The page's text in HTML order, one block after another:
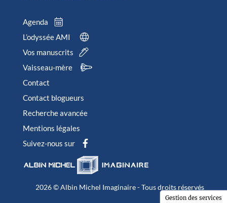
Agenda
L’odyssée AMI
Vos manuscrits
Vaisseau-mère
Contact
Contact blogueurs
Recherche avancée
Mentions légales
Suivez-nous sur
2026 © Albin Michel Imaginaire - Tous droits réservés
Gestion des services